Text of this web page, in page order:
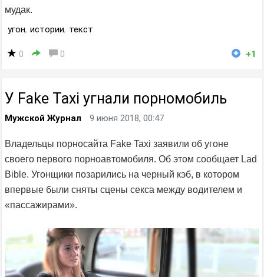
мудак.
угон, истории, текст
0 0 +1
У Fake Taxi угнали порномобиль
Мужской Журнал 9 июня 2018, 00:47
Владельцы порносайта Fake Taxi заявили об угоне
своего первого порноавтомобиля. Об этом сообщает Lad
Bible. Угонщики позарились на черный кэб, в котором
впервые были сняты сцены секса между водителем и
«пассажирами».